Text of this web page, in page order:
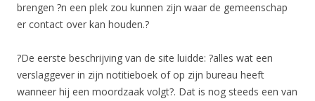
brengen ?n een plek zou kunnen zijn waar de gemeenschap
er contact over kan houden.?
?De eerste beschrijving van de site luidde: ?alles wat een
verslaggever in zijn notitieboek of op zijn bureau heeft
wanneer hij een moordzaak volgt?. Dat is nog steeds een van